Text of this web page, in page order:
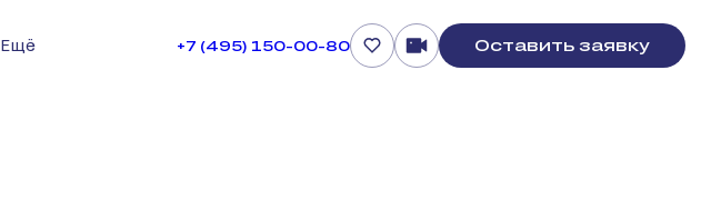
Ещё +7 (495) 150-00-80 Оставить заявку